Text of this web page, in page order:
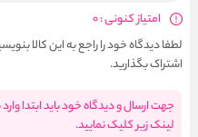
امتیاز کنونی : 0
لطفا دیدگاه خود را راجع به این کالا
اشتراک بگذارید.
جهت ارسال و دیدگاه خود باید ابتدا
لینک زیر کلیک نمایید.